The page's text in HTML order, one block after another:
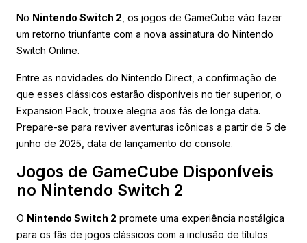
No Nintendo Switch 2 , os jogos de GameCube vão fazer
um retorno triunfante com a nova assinatura do Nintendo
Switch Online.
Entre as novidades do Nintendo Direct, a confirmação de
que esses clássicos estarão disponíveis no tier superior, o
Expansion Pack, trouxe alegria aos fãs de longa data.
Prepare-se para reviver aventuras icônicas a partir de 5 de
junho de 2025, data de lançamento do console.
Jogos de GameCube Disponíveis
no Nintendo Switch 2
O Nintendo Switch 2 promete uma experiência nostálgica
para os fãs de jogos clássicos com a inclusão de títulos